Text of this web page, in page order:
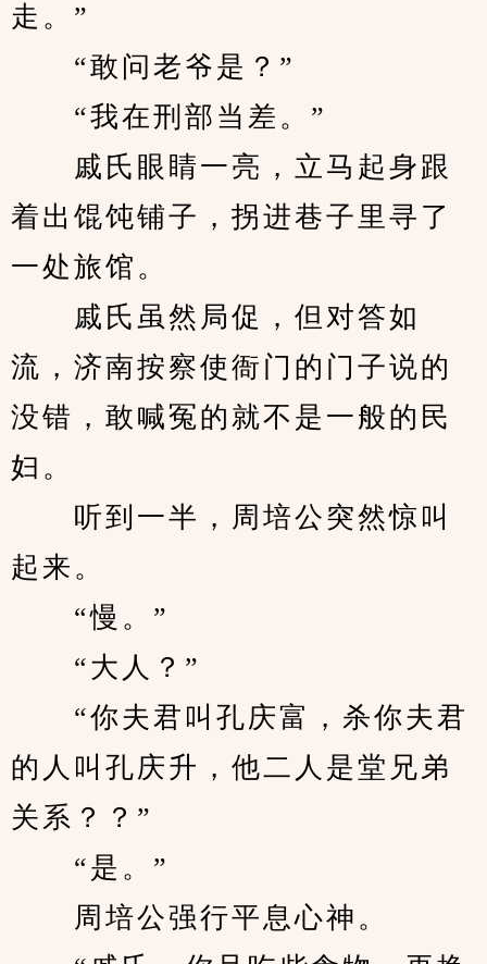
走。”
“敢问老爷是？”
“我在刑部当差。”
戚氏眼睛一亮，立马起身跟
着出馄饨铺子，拐进巷子里寻了
一处旅馆。
戚氏虽然局促，但对答如
流，济南按察使衙门的门子说的
没错，敢喊冤的就不是一般的民
妇。
听到一半，周培公突然惊叫
起来。
“慢。”
“大人？”
“你夫君叫孔庆富，杀你夫君
的人叫孔庆升，他二人是堂兄弟
关系？？”
“是。”
周培公强行平息心神。